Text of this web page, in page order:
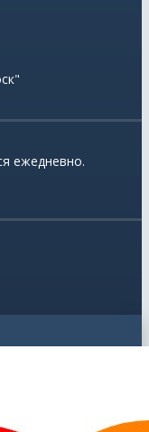
ежедневно.